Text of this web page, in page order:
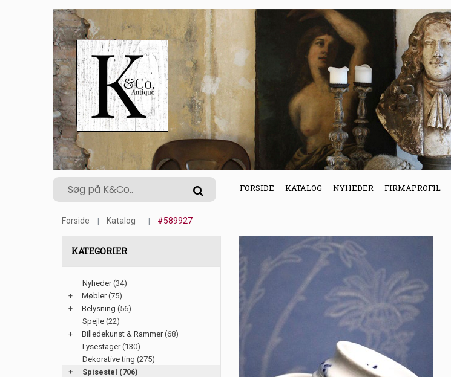
FORSIDE KATALOG NYHEDER FIRMAPROFIL
Forside Katalog #589927
KATEGORIER
Nyheder(34)
+
Møbler(75)
+
Belysning (56)
Spejle (22)
+
Billedekunst & Rammer(68)
Lysestager(130)
Dekorative ting (275)
+
Spisestel (706)